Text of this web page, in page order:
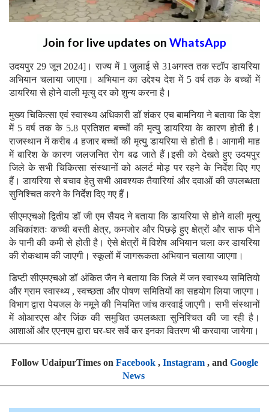
Join for live updates on WhatsApp
उदयपुर 29 जून 2024]। राज्य में 1 जुलाई से 31अगस्त तक स्टॉप डायरिया
अभियान चलाया जाएगा। अभियान का उद्देश्य देश में 5 वर्ष तक के बच्चों में
डायरिया से होने वाली मृत्यु दर को शुन्य करना है।
मुख्य चिकित्सा एवं स्वास्थ्य अधिकारी डॉ शंकर एच बामनिया ने बताया कि देश
में 5 वर्ष तक के 5.8 प्रतिशत बच्चों की मृत्यु डायरिया के कारण होती है।
राजस्थान में करीब 4 हजार बच्चों की मृत्यु डायरिया से होती है। आगामी माह
में बारिश के कारण जलजनित रोग बढ जाते हैं।इसी को देखते हुए उदयपुर
जिले के सभी चिकित्सा संस्थानों को अलर्ट मोड़ पर रहने के निर्देश दिए गए
हैं। डायरिया से बचाव हेतु सभी आवश्यक तैयारियां और दवाओं की उपलब्धता
सुनिश्चित करने के निर्देश दिए गए हैं।
सीएमएचओ द्वितीय डॉ जी एम सैयद ने बताया कि डायरिया से होने वाली मृत्यु
अधिकांशतः कच्ची बस्ती क्षेत्र, कमजोर और पिछड़े हुए क्षेत्रों और साफ पीने
के पानी की कमी से होती है। ऐसे क्षेत्रों में विशेष अभियान चला कर डायरिया
की रोकथाम की जाएगी। स्कूलों में जागरूकता अभियान चलाया जाएगा।
डिप्टी सीएमएचओ डॉ अंकित जैन ने बताया कि जिले में जन स्वास्थ्य समितियो
और ग्राम स्वास्थ्य , स्वच्छता और पोषण समितियों का सहयोग लिया जाएगा।
विभाग द्वारा पेयजल के नमूने की नियमित जांच करवाई जाएगी। सभी संस्थानों
में ओआरएस और जिंक की समुचित उपलब्धता सुनिश्चित की जा रही है।
आशाओं और एएनएम द्वारा घर-घर सर्वे कर इनका वितरण भी करवाया जायेगा।
Follow UdaipurTimes on Facebook, Instagram, and Google
News